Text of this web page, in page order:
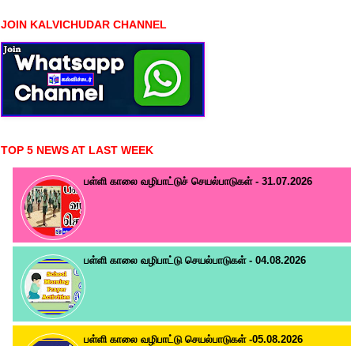
JOIN KALVICHUDAR CHANNEL
TOP 5 NEWS AT LAST WEEK
பள்ளி காலை வழிபாட்டுச் செயல்பாடுகள் - 31.07.2026
பள்ளி காலை வழிபாட்டு செயல்பாடுகள் - 04.08.2026
பள்ளி காலை வழிபாட்டு செயல்பாடுகள் -05.08.2026